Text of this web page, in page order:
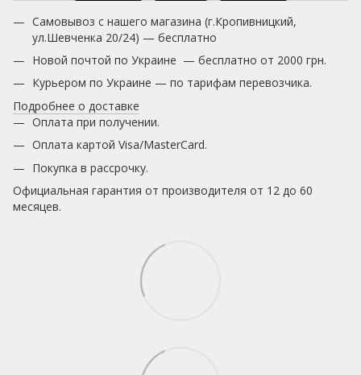
Самовывоз с нашего магазина (г.Кропивницкий,
ул.Шевченка 20/24) — бесплатно
Новой почтой по Украине — бесплатно от 2000 грн.
Курьером по Украине — по тарифам перевозчика.
Подробнее о доставке
Оплата при получении.
Оплата картой Visa/MasterCard.
Покупка в рассрочку.
Официальная гарантия от производителя от 12 до 60
месяцев.